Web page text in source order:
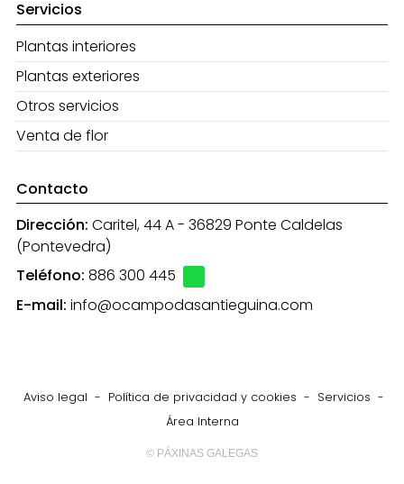
Servicios
Plantas interiores
Plantas exteriores
Otros servicios
Venta de flor
Contacto
Dirección: Caritel, 44 A - 36829 Ponte Caldelas
(Pontevedra)
Teléfono: 886 300 445
E-mail: info@ocampodasantieguina.com
Aviso legal - Política de privacidad y cookies - Servicios -
Área Interna
© PÁXINAS GALEGAS